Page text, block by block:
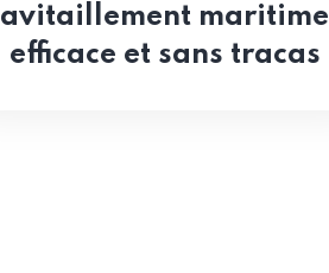
avitaillement maritime
efficace et sans tracas